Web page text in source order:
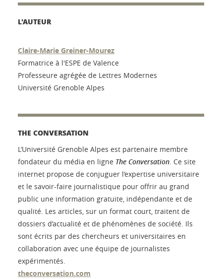
L'AUTEUR
Claire-Marie Greiner-Mourez
Formatrice à l'ESPE de Valence
Professeure agrégée de Lettres Modernes
Université Grenoble Alpes
THE CONVERSATION
L’Université Grenoble Alpes est partenaire membre
fondateur du média en ligne The Conversation. Ce site
internet propose de conjuguer l’expertise universitaire
et le savoir-faire journalistique pour offrir au grand
public une information gratuite, indépendante et de
qualité. Les articles, sur un format court, traitent de
dossiers d’actualité et de phénomènes de société. Ils
sont écrits par des chercheurs et universitaires en
collaboration avec une équipe de journalistes
expérimentés.
theconversation.com